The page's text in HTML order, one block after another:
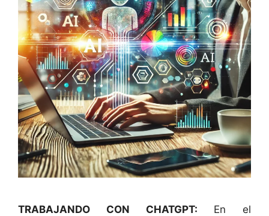
TRABAJANDO CON CHATGPT: En el